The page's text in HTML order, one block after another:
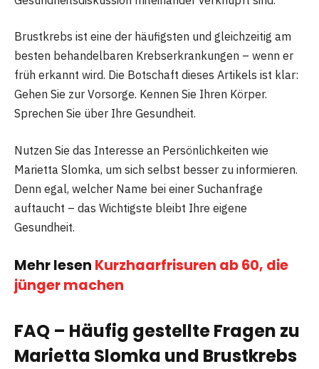
Brustkrebs ist eine der häufigsten und gleichzeitig am
besten behandelbaren Krebserkrankungen – wenn er
früh erkannt wird. Die Botschaft dieses Artikels ist klar:
Gehen Sie zur Vorsorge. Kennen Sie Ihren Körper.
Sprechen Sie über Ihre Gesundheit.
Nutzen Sie das Interesse an Persönlichkeiten wie
Marietta Slomka, um sich selbst besser zu informieren.
Denn egal, welcher Name bei einer Suchanfrage
auftaucht – das Wichtigste bleibt Ihre eigene
Gesundheit.
Mehr lesen Kurzhaarfrisuren ab 60, die
jünger machen
FAQ – Häufig gestellte Fragen zu
Marietta Slomka und Brustkrebs